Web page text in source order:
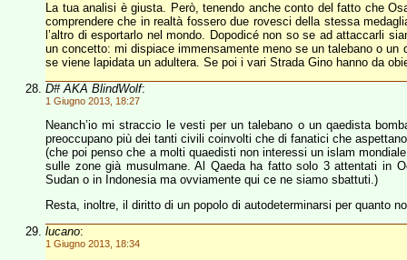
La tua analisi è giusta. Però, tenendo anche conto del fatto che
comprendere che in realtà fossero due rovesci della stessa
l’altro di esportarlo nel mondo. Dopodicé non so se ad attaccarli
un concetto: mi dispiace immensamente meno se un talebano o
se viene lapidata un adultera. Se poi i vari Strada Gino hanno da
D# AKA BlindWolf:
1 Giugno 2013, 18:27
Neanch’io mi straccio le vesti per un talebano o un qaedista
preoccupano più dei tanti civili coinvolti che di fanatici che
(che poi penso che a molti quaedisti non interessi un islam
sulle zone già musulmane. Al Qaeda ha fatto solo 3 attentati in
Sudan o in Indonesia ma ovviamente qui ce ne siamo sbattuti.)
Resta, inoltre, il diritto di un popolo di autodeterminarsi per quanto
lucano:
1 Giugno 2013, 18:34